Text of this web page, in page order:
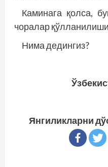
Каминага қолса,
чоралар
Нима дедингиз?
Янгиликларни